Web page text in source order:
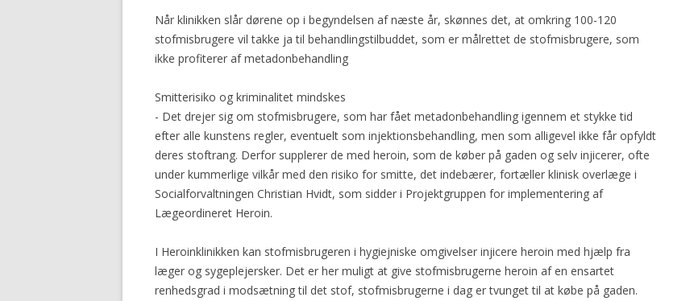
Når klinikken slår dørene op i begyndelsen af næste år, skønnes det, at omkring 100-120
stofmisbrugere vil takke ja til behandlingstilbuddet, som er målrettet de stofmisbrugere, som
ikke profiterer af metadonbehandling
Smitterisiko og kriminalitet mindskes
- Det drejer sig om stofmisbrugere, som har fået metadonbehandling igennem et stykke tid
efter alle kunstens regler, eventuelt som injektionsbehandling, men som alligevel ikke får opfyldt
deres stoftrang. Derfor supplerer de med heroin, som de køber på gaden og selv injicerer, ofte
under kummerlige vilkår med den risiko for smitte, det indebærer, fortæller klinisk overlæge i
Socialforvaltningen Christian Hvidt, som sidder i Projektgruppen for implementering af
Lægeordineret Heroin.
I Heroinklinikken kan stofmisbrugeren i hygiejniske omgivelser injicere heroin med hjælp fra
læger og sygeplejersker. Det er her muligt at give stofmisbrugerne heroin af en ensartet
renhedsgrad i modsætning til det stof, stofmisbrugerne i dag er tvunget til at købe på gaden.